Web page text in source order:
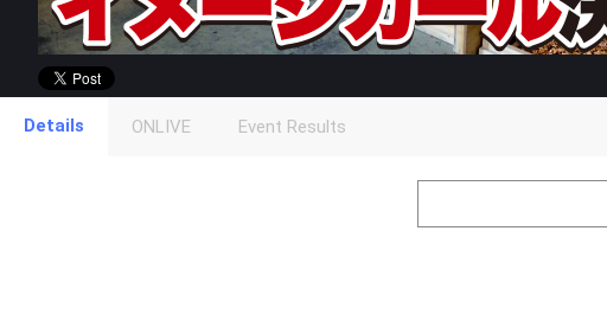
Level Points
Event Begins!
Details ONLIVE Event Results